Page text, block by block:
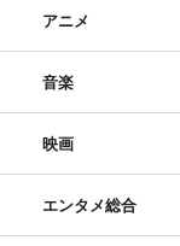
アニメ
音楽
映画
エンタメ総合